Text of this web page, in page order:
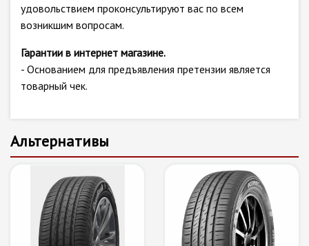
удовольствием проконсультируют вас по всем
возникшим вопросам.
Гарантии в интернет магазине.
- Основанием для предъявления претензии является
товарный чек.
Альтернативы